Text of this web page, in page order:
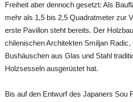
Freiheit aber dennoch gesetzt: Als
mehr als 1,5 bis 2,5 Quadratmeter zur
erste Pavillon steht bereits. Der
chilenischen Architekten Smiljan Radic,
Bushäuschen aus Glas und Stahl
Holzsesseln ausgerüstet hat.
Bis auf den Entwurf des Japaners Sou